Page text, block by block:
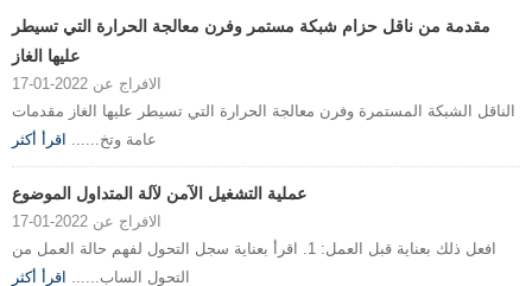
مقدمة من ناقل حزام شبكة مستمر وفرن معالجة الحرارة التي تسيطر
عليها الغاز
الافراج عن 2022-01-17
الناقل الشبكة المستمرة وفرن معالجة الحرارة التي تسيطر عليها الغاز مقدمات
عامة وتخ...... اقرأ أكثر
عملية التشغيل الآمن لآلة المتداول الموضوع
الافراج عن 2022-01-17
افعل ذلك بعناية قبل العمل: 1. اقرأ بعناية سجل التحول لفهم حالة العمل من
التحول الساب...... اقرأ أكثر